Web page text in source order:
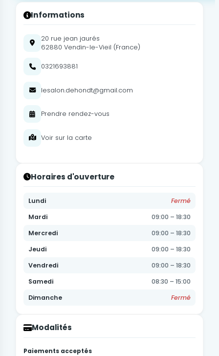
Informations
20 rue jean jaurés
62880 Vendin-le-Vieil (France)
0321693881
lesalon.dehondt@gmail.com
Prendre rendez-vous
Voir sur la carte
Horaires d'ouverture
Lundi
Fermé
Mardi
09:00 – 18:30
Mercredi
09:00 – 18:30
Jeudi
09:00 – 18:30
Vendredi
09:00 – 18:30
Samedi
08:30 – 15:00
Dimanche
Fermé
Modalités
Paiements acceptés